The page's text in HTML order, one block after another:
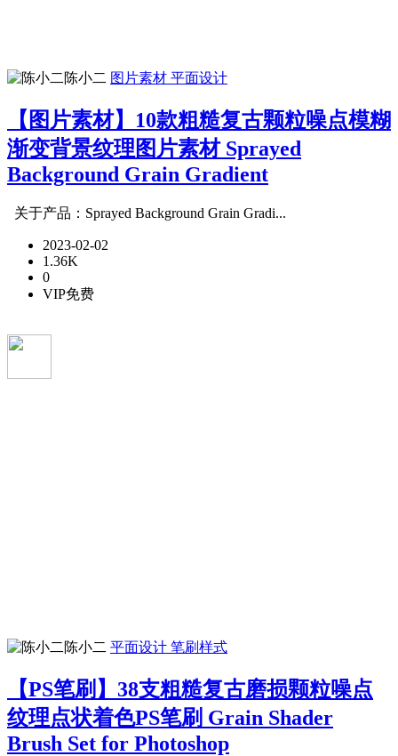
陈小二 图片素材 平面设计
【图片素材】10款粗糙复古颗粒噪点模糊
渐变背景纹理图片素材 Sprayed
Background Grain Gradient
关于产品：Sprayed Background Grain Gradi...
2023-02-02
1.36K
0
VIP免费
陈小二 平面设计 笔刷样式
【PS笔刷】38支粗糙复古磨损颗粒噪点
纹理点状着色PS笔刷 Grain Shader
Brush Set for Photoshop